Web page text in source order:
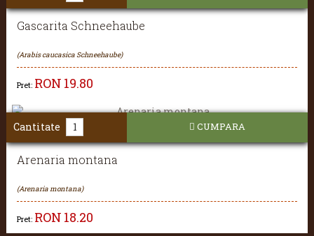
Gascarita Schneehaube
(Arabis caucasica Schneehaube)
Pret: RON 19.80
Arenaria montana
(Arenaria montana)
Pret: RON 18.20
Cantitate CUMPARA